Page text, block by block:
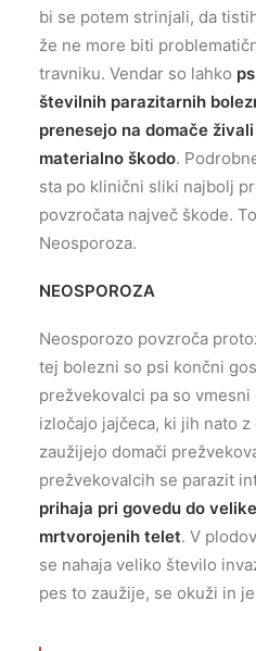
bi se potem strinjali, da
že ne more biti
travniku. Vendar so lahko
številnih parazitarnih
prenesejo na domače
materialno škodo.
sta po klinični sliki najbolj
povzročata največ škode.
Neosporoza.
NEOSPOROZA
Neosporozo povzroča
tej bolezni so psi končni
prežvekovalci pa so
izločajo jajčeca, ki jih nato
zaužijejo domači
prežvekovalcih se parazit
prihaja pri govedu do
mrtvorojenih telet. V
se nahaja veliko število
pes to zaužije, se okuži in